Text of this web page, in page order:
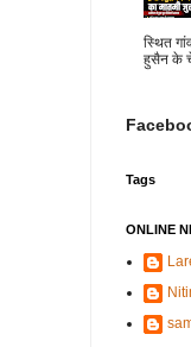
स्थित
हुसैन के
Tags
ONLINE